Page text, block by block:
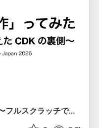
AWS CDK を「作」ってみた 〜フルスクラッチで見えた CDK の裏側〜 / aws-cdk-from-scratch